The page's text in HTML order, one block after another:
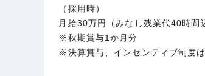
（採用時）
月給30万円（みなし残業代40時間
※秋期賞与1か月分
※決算賞与、インセンティブ制度は